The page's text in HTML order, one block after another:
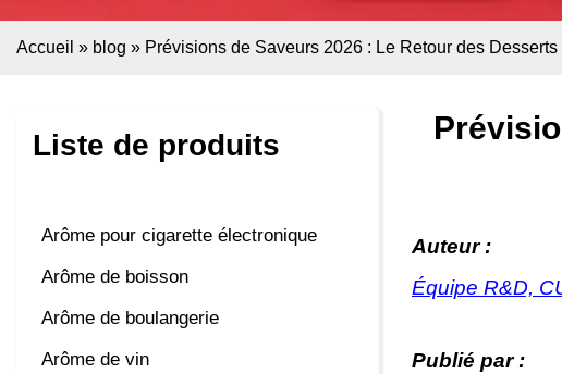
Accueil » blog » Prévisions de Saveurs 2026 : Le Retour des
Liste de produits
Arôme pour cigarette électronique
Arôme de boisson
Arôme de boulangerie
Arôme de vin
Auteur :
Équipe R&D,
Publié par :